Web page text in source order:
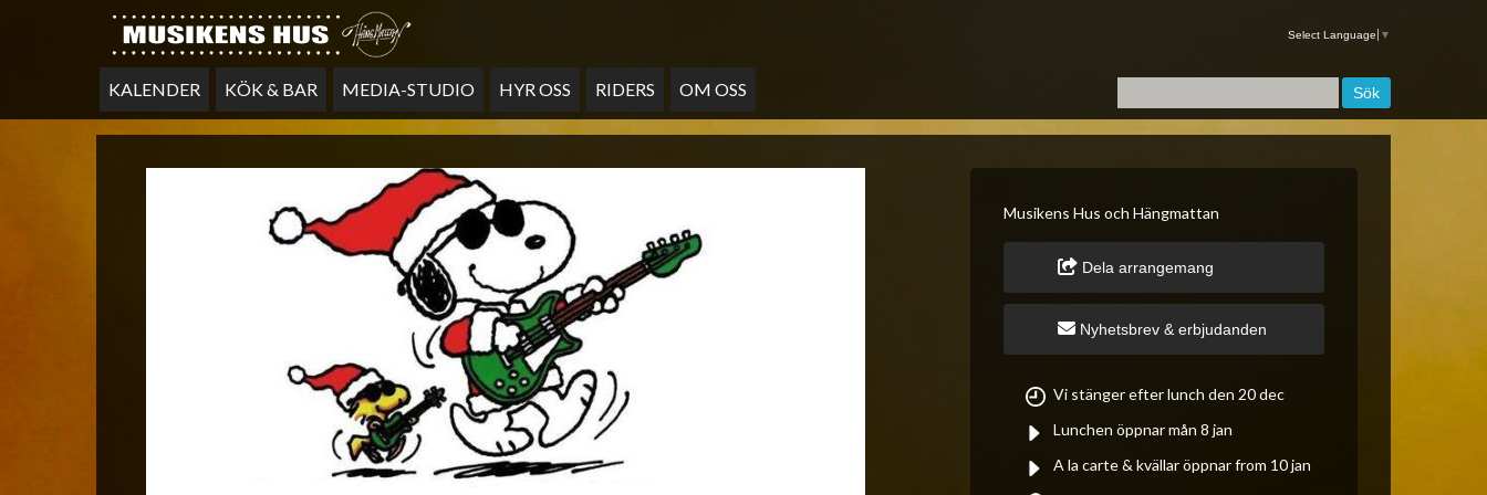
KALENDER KÖK & BAR MEDIA-STUDIO HYR OSS RIDERS OM OSS
Musikens Hus och Hängmattan
Dela arrangemang
Nyhetsbrev & erbjudanden
Vi stänger efter lunch den 20 dec
Lunchen öppnar mån 8 jan
A la carte & kvällar öppnar from 10 jan
Select Language ▼